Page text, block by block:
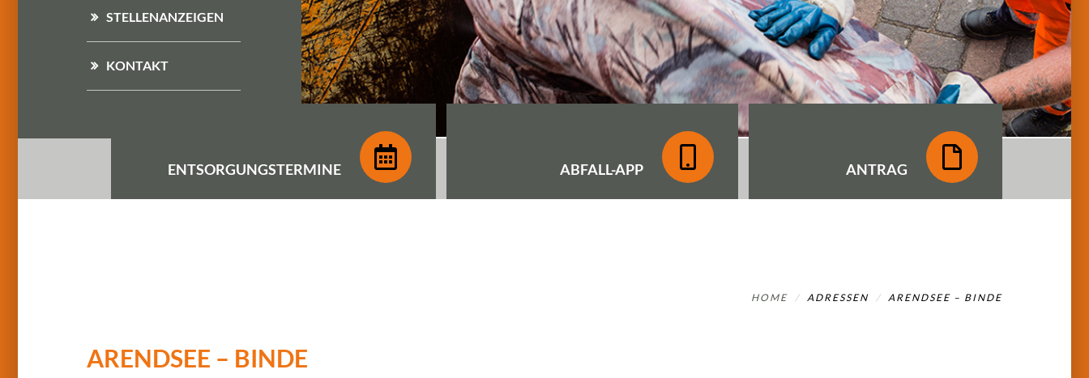
STELLENANZEIGEN
KONTAKT
ENTSORGUNGSTERMINE ABFALL-APP ANTRAG
HOME ADRESSEN ARENDSEE – BINDE
ARENDSEE – BINDE